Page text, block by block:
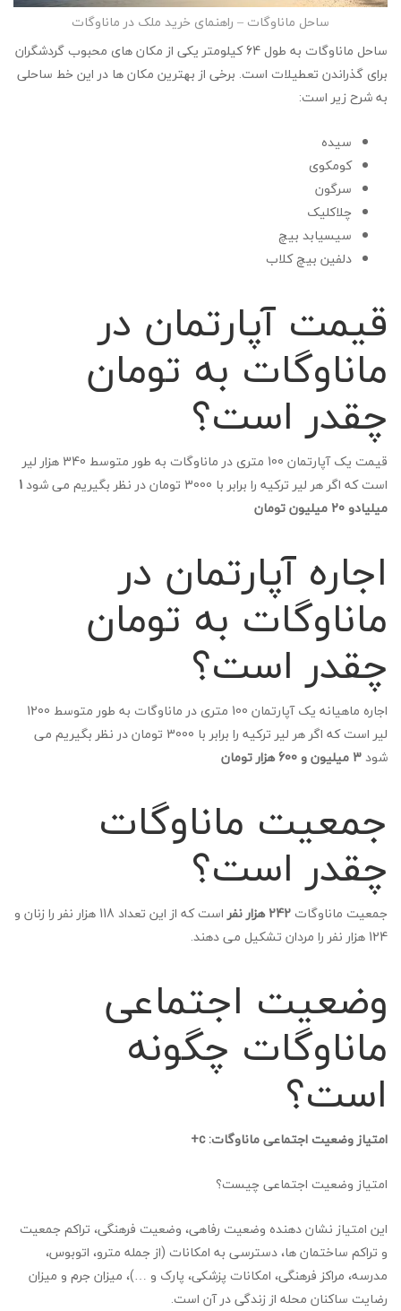
ساحل ماناوگات – راهنمای خرید ملک در ماناوگات
ساحل ماناوگات به طول 64 کیلومتر یکی از مکان های محبوب گردشگران
برای گذراندن تعطیلات است. برخی از بهترین مکان ها در این خط ساحلی
به شرح زیر است:
سیده
کومکوی
سرگون
چلاکلیک
سیسیابد بیچ
دلفین بیچ کلاب
قیمت آپارتمان در
ماناوگات به تومان
چقدر است؟
قیمت یک آپارتمان 100 متری در ماناوگات به طور متوسط 340 هزار لیر
است که اگر هر لیر ترکیه را برابر با 3000 تومان در نظر بگیریم می شود
1
میلیادو 20 میلیون تومان
اجاره آپارتمان در
ماناوگات به تومان
چقدر است؟
اجاره ماهیانه یک آپارتمان 100 متری در ماناوگات به طور متوسط 1200
لیر است که اگر هر لیر ترکیه را برابر با 3000 تومان در نظر بگیریم می
شود 3 میلیون و 600 هزار تومان
جمعیت ماناوگات
چقدر است؟
جمعیت ماناوگات 242 هزار نفر
است که از این تعداد 118 هزار نفر را زنان و
124 هزار نفر را مردان تشکیل می دهند.
وضعیت اجتماعی
ماناوگات چگونه
است؟
امتیاز وضعیت اجتماعی ماناوگات: c+
امتیاز وضعیت اجتماعی چیست؟
این امتیاز نشان دهنده وضعیت رفاهی، وضعیت فرهنگی، تراکم جمعیت
و تراکم ساختمان ها، دسترسی به امکانات (از جمله مترو، اتوبوس،
مدرسه، مراکز فرهنگی، امکانات پزشکی، پارک و …)، میزان جرم و میزان
رضایت ساکنان محله از زندگی در آن است.